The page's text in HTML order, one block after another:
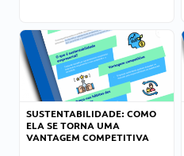
SUSTENTABILIDADE: COMO
ELA SE TORNA UMA
VANTAGEM COMPETITIVA